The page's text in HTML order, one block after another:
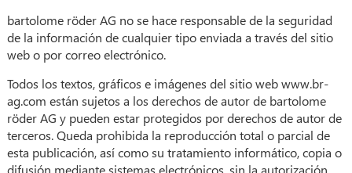
bartolome röder AG no se hace responsable de la seguridad
de la información de cualquier tipo enviada a través del sitio
web o por correo electrónico.
Todos los textos, gráficos e imágenes del sitio web www.br-
ag.com están sujetos a los derechos de autor de bartolome
röder AG y pueden estar protegidos por derechos de autor de
terceros. Queda prohibida la reproducción total o parcial de
esta publicación, así como su tratamiento informático, copia o
difusión mediante sistemas electrónicos, sin la autorización